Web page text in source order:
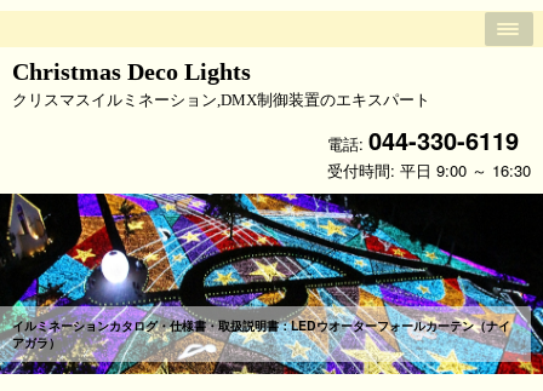
Christmas Deco Lights
クリスマスイルミネーション,DMX制御装置のエキスパート
電話: 044-330-6119
受付時間: 平日 9:00 ～ 16:30
イルミネーションカタログ・仕様書・取扱説明書：LEDウオーターフォールカーテン（ナイ
アガラ）